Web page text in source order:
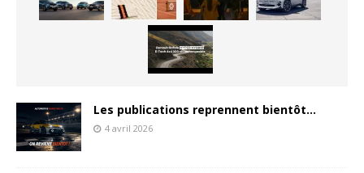
Les publications reprennent bientôt…
4 avril 2026